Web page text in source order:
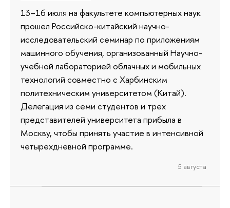
13–16 июля на факультете компьютерных наук
прошел Российско-китайский научно-
исследовательский семинар по приложениям
машинного обучения, организованный Научно-
учебной лабораторией облачных и мобильных
технологий совместно с Харбинским
политехническим университетом (Китай).
Делегация из семи студентов и трех
представителей университета прибыла в
Москву, чтобы принять участие в интенсивной
четырехдневной программе.
5 августа